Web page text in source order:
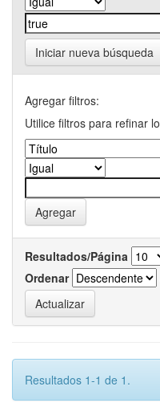
Iniciar nueva búsqueda
Agregar filtros:
Utilice filtros para refinar
Resultados/Página
Ordenar
Resultados 1-1 de 1.